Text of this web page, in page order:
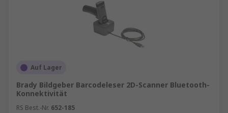
Auf Lager
Brady Bildgeber Barcodeleser 2D-Scanner Bluetooth-
Konnektivität
RS Best.-Nr. 652-185